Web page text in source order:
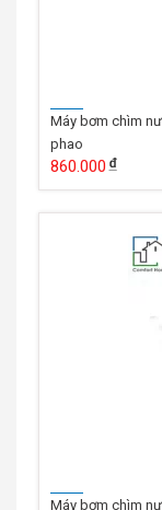
Máy bơm chìm
phao
860.000
Máy bơm chìm